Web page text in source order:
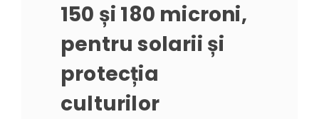
150 și 180 microni,
pentru solarii și
protecția
culturilor